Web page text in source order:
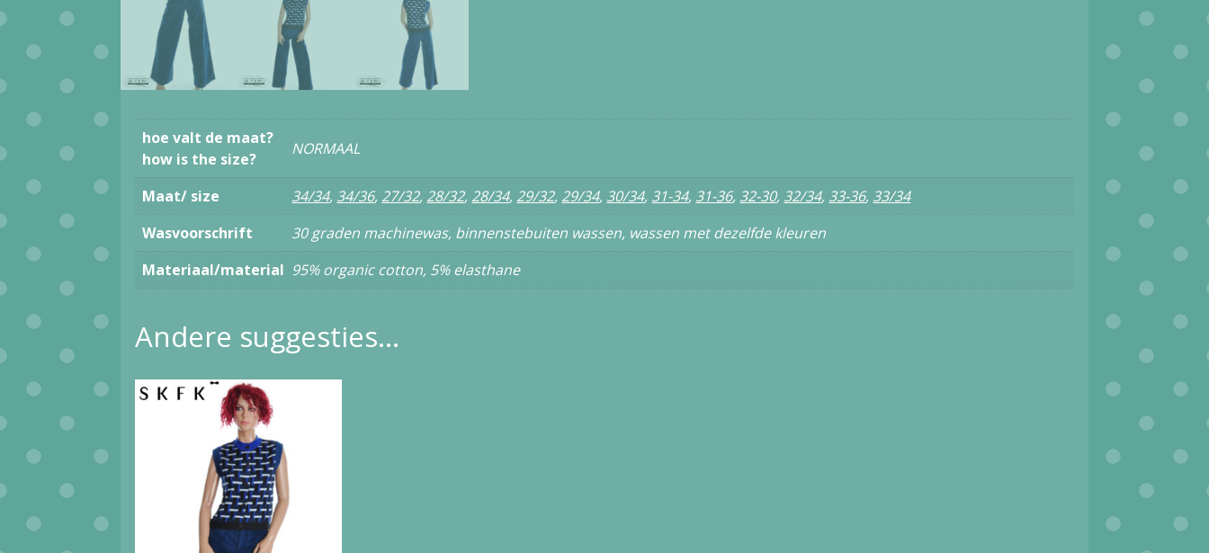
hoe valt de maat?
how is the size?
NORMAAL
Maat/ size 34/34, 34/36, 27/32, 28/32, 28/34, 29/32, 29/34, 30/34, 31-34, 31-36, 32-30, 32/34, 33-36, 33/34
Wasvoorschrift
30 graden machinewas, binnenstebuiten wassen, wassen met dezelfde kleuren
Materiaal/material 95% organic cotton, 5% elasthane
Andere suggesties…